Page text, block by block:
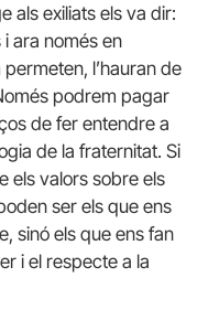
als exiliats els va dir:
ara només en
l’hauran de
podrem pagar
de fer entendre a
de la fraternitat. Si
els valors sobre els
ser els que ens
sinó els que ens fan
i el respecte a la